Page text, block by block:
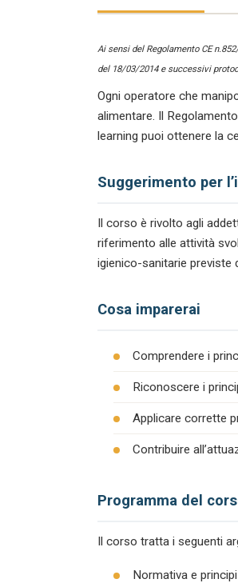
Ai sensi del Regolamento CE
del 18/03/2014 e successivi
Ogni operatore che
alimentare. Il
learning puoi ottenere la
Suggerimento per
Il corso è rivolto agli
riferimento alle attività
igienico-sanitarie previste
Cosa imparerai
Comprendere i
Riconoscere i
Applicare corrette
Contribuire
Programma del
Il corso tratta i seguenti
Normativa e